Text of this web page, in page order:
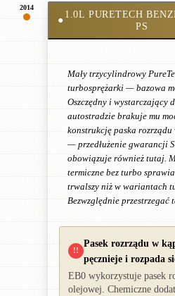
2014
●
1.0L PURETECH
PS
Mały trzycylindrowy
turbosprężarki — bazowa
Oszczędny i wystarczający
autostradzie brakuje mu
konstrukcję paska
— przedłużenie gwarancji
obowiązuje również tutaj.
termiczne bez turbo
trwalszy niż w wariantach
Bezwzględnie przestrzegać
!!
Pasek rozrządu w
pęcznieje i rozpada
EB0 wykorzystuje pasek
olejowej. Chemiczne